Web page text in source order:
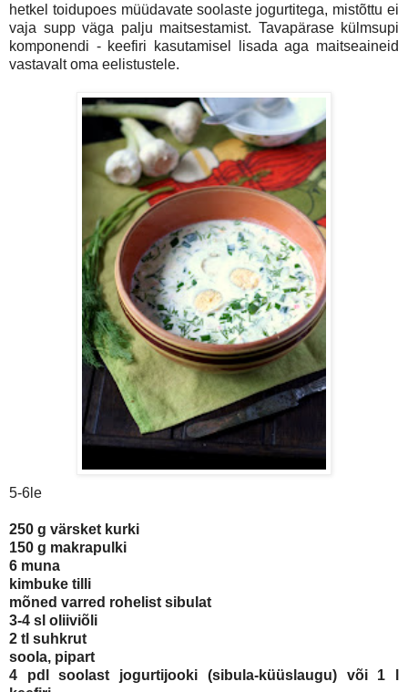
hetkel toidupoes müüdavate soolaste jogurtitega, mistõttu ei
vaja supp väga palju maitsestamist. Tavapärase külmsupi
komponendi - keefiri kasutamisel lisada aga maitseaineid
vastavalt oma eelistustele.
5-6le
250 g värsket kurki
150 g makrapulki
6 muna
kimbuke tilli
mõned varred rohelist sibulat
3-4 sl oliiviõli
2 tl suhkrut
soola, pipart
4 pdl soolast jogurtijooki (sibula-küüslaugu) või 1 l